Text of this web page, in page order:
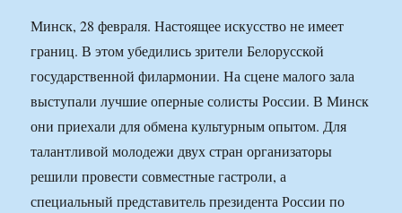
Минск, 28 февраля. Настоящее искусство не имеет
границ. В этом убедились зрители Белорусской
государственной филармонии. На сцене малого зала
выступали лучшие оперные солисты России. В Минск
они приехали для обмена культурным опытом. Для
талантливой молодежи двух стран организаторы
решили провести совместные гастроли, а
специальный представитель президента России по